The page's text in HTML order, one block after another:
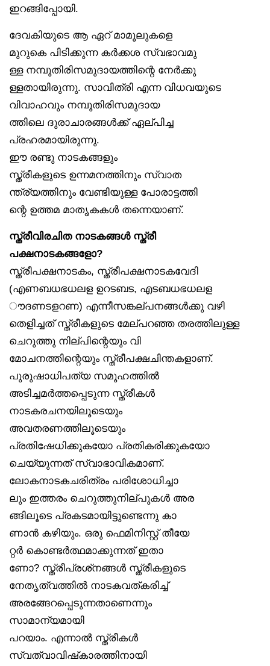
ഇറങ്ങിപ്പോയി.
ദേവകിയുടെ ആ ഏറ് മാമൂലുകളെ
മുറുകെ പിടിക്കുന്ന കർക്കശ സ്വഭാവമു
ള്ള നമ്പൂതിരിസമുദായത്തിന്റെ നേർക്കു
ള്ളതായിരുന്നു. സാവിത്രി എന്ന വിധവയുടെ
വിവാഹവും നമ്പൂതിരിസമുദായ
ത്തിലെ ദുരാചാരങ്ങൾക്ക് ഏല്പിച്ച
പ്രഹരമായിരുന്നു.
ഈ രണ്ടു നാടകങ്ങളും
സ്ത്രീകളുടെ ഉന്നമനത്തിനും സ്വാത
ന്ത്ര്യത്തിനും വേണ്ടിയുള്ള പോരാട്ടത്തി
ന്റെ ഉത്തമ മാതൃകകൾ തന്നെയാണ്.
സ്ത്രീവിരചിത നാടകങ്ങൾ സ്ത്രീ
പക്ഷനാടകങ്ങളോ?
സ്ത്രീപക്ഷനാടകം, സ്ത്രീപക്ഷനാടകവേദി
(എണബധഭധലള ഉറടബട, എടബധഭധലള
ൗദണടളറണ) എന്നീസങ്കല്പനങ്ങൾക്കു വഴി
തെളിച്ചത് സ്ത്രീകളുടെ മേല്പറഞ്ഞ തരത്തിലുള്ള
ചെറുത്തു നില്പിന്റെയും വി
മോചനത്തിന്റെയും സ്ത്രീപക്ഷചിന്തകളാണ്.
പുരുഷാധിപത്യ സമൂഹത്തിൽ
അടിച്ചമർത്തപ്പെടുന്ന സ്ത്രീകൾ
നാടകരചനയിലൂടെയും
അവതരണത്തിലൂടെയും
പ്രതിഷേധിക്കുകയോ പ്രതികരിക്കുകയോ
ചെയ്യുന്നത് സ്വാഭാവികമാണ്.
ലോകനാടകചരിത്രം പരിശോധിച്ചാ
ലും ഇത്തരം ചെറുത്തുനില്പുകൾ അര
ങ്ങിലൂടെ പ്രകടമായിട്ടുണ്ടെന്നു കാ
ണാൻ കഴിയും. ഒരു ഫെമിനിസ്റ്റ് തീയേ
റ്റർ കൊണ്ടർത്ഥമാക്കുന്നത് ഇതാ
ണോ? സ്ത്രീപ്രശ്‌നങ്ങൾ സ്ത്രീകളുടെ
നേതൃത്വത്തിൽ നാടകവത്കരിച്ച്
അരങ്ങേറപ്പെടുന്നതാണെന്നും
സാമാന്യമായി
പറയാം. എന്നാൽ സ്ത്രീകൾ
സ്വത്വാവിഷ്‌കാരത്തിനായി